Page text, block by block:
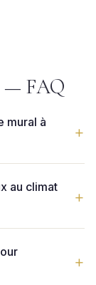
— FAQ
mural à
au climat